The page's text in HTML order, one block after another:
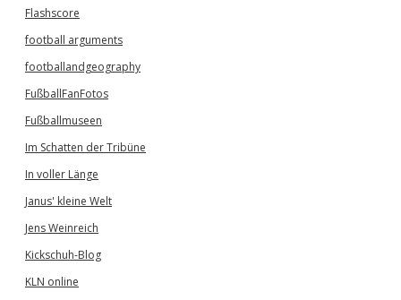
Flashscore
football arguments
footballandgeography
FußballFanFotos
Fußballmuseen
Im Schatten der Tribüne
In voller Länge
Janus' kleine Welt
Jens Weinreich
Kickschuh-Blog
KLN online